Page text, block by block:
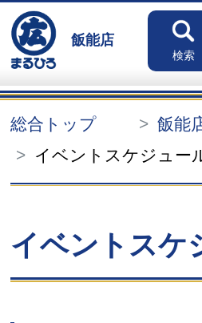
飯能店
検索
総合トップ
飯能
イベントスケジュー
イベントスケ